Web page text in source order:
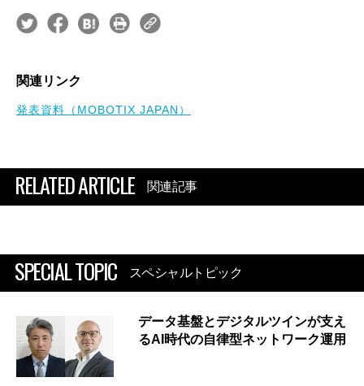
関連リンク
発表資料（MOBOTIX JAPAN）
RELATED ARTICLE 関連記事
SPECIAL TOPIC スペシャルトピック
データ基盤とデジタルツインが支え
るAI時代の自律型ネットワーク運用